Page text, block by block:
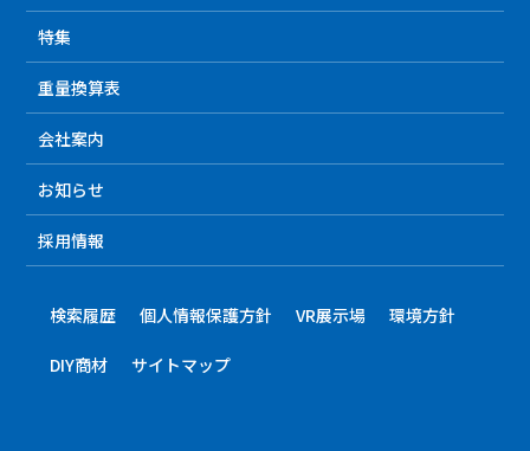
特集
重量換算表
会社案内
お知らせ
採用情報
検索履歴 個人情報保護方針 VR展示場 環境方針
DIY商材 サイトマップ